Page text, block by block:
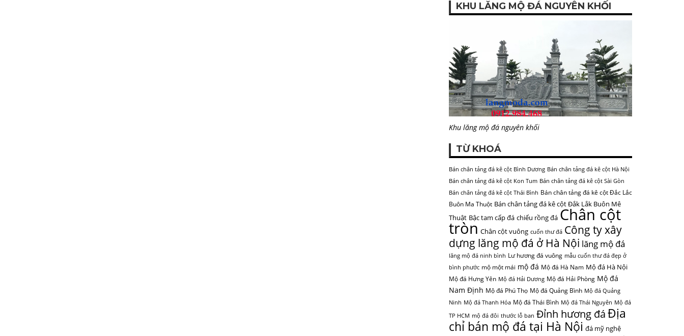
KHU LĂNG MỘ ĐÁ NGUYÊN KHỐI
Khu lăng mộ đá nguyên khối
TỪ KHOÁ
Bán chân tảng đá kê cột Bình Dương Bán chân tảng đá kê cột Hà Nội
Bán chân tảng đá kê cột Kon Tum Bán chân tảng đá kê cột Sài Gòn
Bán chân tảng đá kê cột Thái Bình Bán chân tảng đá kê cột Đắc Lắc
Buôn Ma Thuột Bán chân tảng đá kê cột Đắk Lắk Buôn Mê
Thuật Bậc tam cấp đá chiếu rồng đá Chân cột
tròn Chân cột vuông cuốn thư đá Công ty xây
dựng lăng mộ đá ở Hà Nội lăng mộ đá
lăng mộ đá ninh bình Lư hương đá vuông mẫu cuốn thư đá đẹp ở
bình phước mộ một mái mộ đá Mộ đá Hà Nam Mộ đá Hà Nội
Mộ đá Hưng Yên Mộ đá Hải Dương Mộ đá Hải Phòng Mộ đá
Nam Định Mộ đá Phú Thọ Mộ đá Quảng Bình Mộ đá Quảng
Ninh Mộ đá Thanh Hóa Mộ đá Thái Bình Mộ đá Thái Nguyên Mộ đá
TP HCM mộ đá đôi thước lỗ ban Đỉnh hương đáĐịa
chỉ bán mộ đá tại Hà Nội đá mỹ nghệ